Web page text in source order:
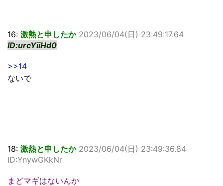
16: 激熱と申したか 2023/06/04(日) 23:49:17.64
ID:urcYiiHd0
>>14
ないで
18: 激熱と申したか 2023/06/04(日) 23:49:36.84
ID:YnywGKkNr
まどマギはないんか